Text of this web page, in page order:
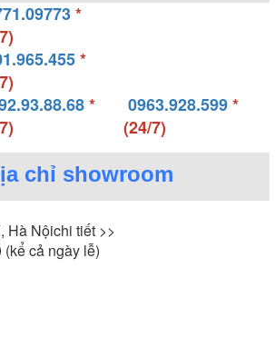
*
*
*
0963.928.599*
(24/7)
chỉ showroom
Hà Nộichi tiết >>
(kể cả ngày lễ)